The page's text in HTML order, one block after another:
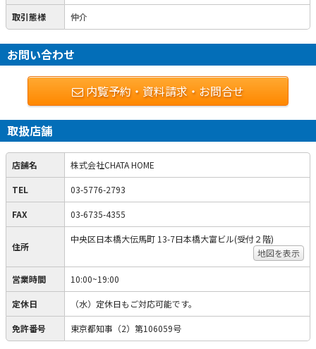
取引態様 仲介
お問い合わせ
内覧予約・資料請求・お問合せ
取扱店舗
店舗名 株式会社CHATA HOME
TEL 03-5776-2793
FAX 03-6735-4355
住所
中央区日本橋大伝馬町 13-7日本橋大富ビル(受付２階)
地図を表示
営業時間 10:00~19:00
定休日 （水）定休日もご対応可能です。
免許番号 東京都知事（2）第106059号